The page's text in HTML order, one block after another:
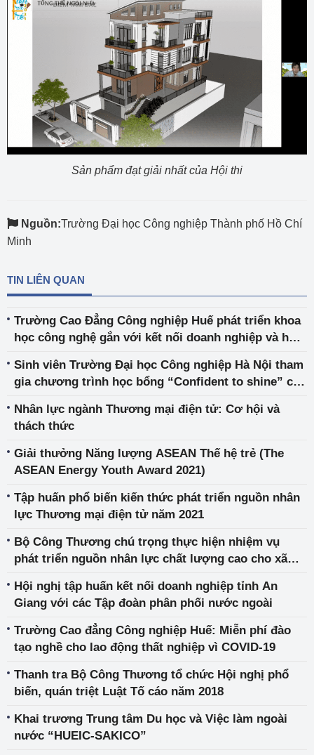
Sản phẩm đạt giải nhất của Hội thi
Nguồn:Trường Đại học Công nghiệp Thành phố Hồ Chí
Minh
TIN LIÊN QUAN
Trường Cao Đẳng Công nghiệp Huế phát triển khoa
học công nghệ gắn với kết nối doanh nghiệp và hội
Sinh viên Trường Đại học Công nghiệp Hà Nội tham
gia chương trình học bổng “Confident to shine” của
Nhân lực ngành Thương mại điện tử: Cơ hội và
thách thức
Giải thưởng Năng lượng ASEAN Thế hệ trẻ (The
ASEAN Energy Youth Award 2021)
Tập huấn phổ biến kiến thức phát triển nguồn nhân
lực Thương mại điện tử năm 2021
Bộ Công Thương chú trọng thực hiện nhiệm vụ
phát triển nguồn nhân lực chất lượng cao cho xã
Hội nghị tập huấn kết nối doanh nghiệp tỉnh An
Giang với các Tập đoàn phân phối nước ngoài
Trường Cao đẳng Công nghiệp Huế: Miễn phí đào
tạo nghề cho lao động thất nghiệp vì COVID-19
Thanh tra Bộ Công Thương tổ chức Hội nghị phổ
biến, quán triệt Luật Tố cáo năm 2018
Khai trương Trung tâm Du học và Việc làm ngoài
nước “HUEIC-SAKICO”